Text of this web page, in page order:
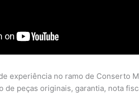
experiência no ramo de Conserto
de peças originais, garantia, nota